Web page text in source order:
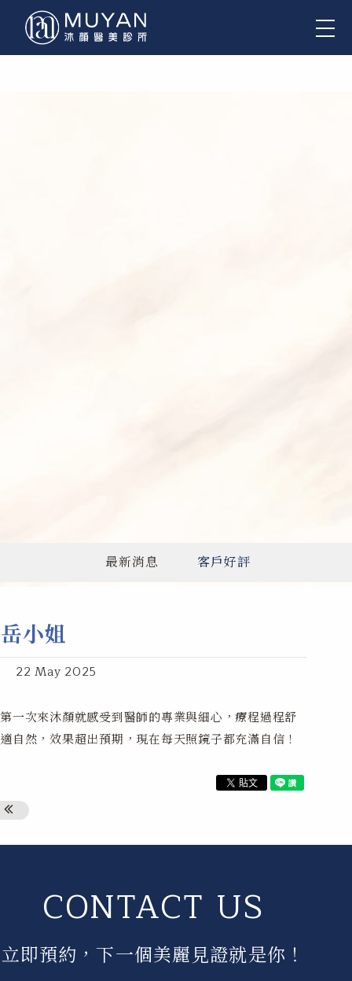
最新消息 客戶好評
岳小姐
22 May 2025
第一次來沐顏就感受到醫師的專業與細心，療程過程舒
適自然，效果超出預期，現在每天照鏡子都充滿自信！
CONTACT US
立即預約，下一個美麗見證就是你！